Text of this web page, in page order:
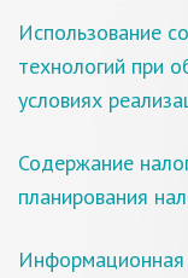
Использование
технологий при
условиях
Содержание
планирования
Информационная